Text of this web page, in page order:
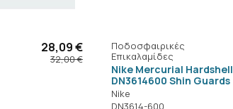
28,09 €
32,00 €
Ποδοσφαιρικές
Επικαλαμίδες
Nike Mercurial Hardshell
DN3614600 Shin Guards
Nike
DN3614-600